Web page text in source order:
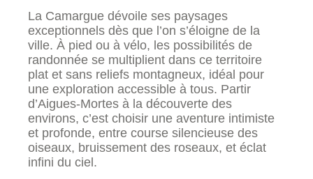
La Camargue dévoile ses paysages
exceptionnels dès que l’on s’éloigne de la
ville. À pied ou à vélo, les possibilités de
randonnée se multiplient dans ce territoire
plat et sans reliefs montagneux, idéal pour
une exploration accessible à tous. Partir
d’Aigues-Mortes à la découverte des
environs, c’est choisir une aventure intimiste
et profonde, entre course silencieuse des
oiseaux, bruissement des roseaux, et éclat
infini du ciel.